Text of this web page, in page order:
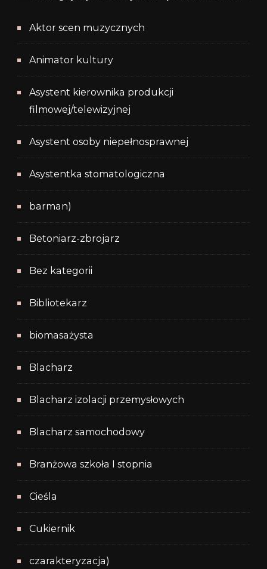
Aktor scen muzycznych
Animator kultury
Asystent kierownika produkcji
filmowej/telewizyjnej
Asystent osoby niepełnosprawnej
Asystentka stomatologiczna
barman)
Betoniarz-zbrojarz
Bez kategorii
Bibliotekarz
biomasażysta
Blacharz
Blacharz izolacji przemysłowych
Blacharz samochodowy
Branżowa szkoła I stopnia
Cieśla
Cukiernik
czarakteryzacja)